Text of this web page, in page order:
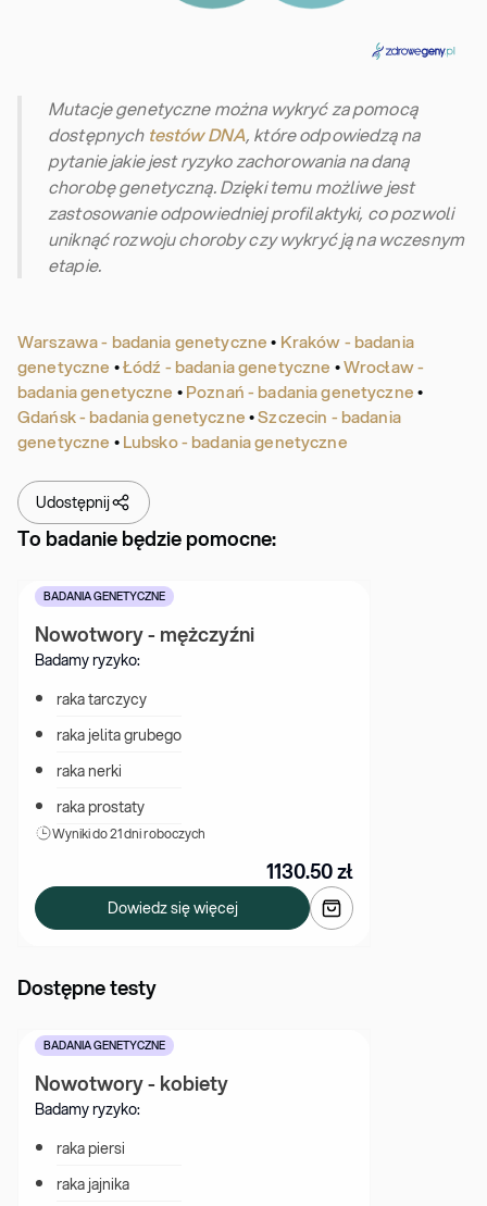
Mutacje genetyczne można wykryć za pomocą
dostępnych testów DNA, które odpowiedzą na
pytanie jakie jest ryzyko zachorowania na daną
chorobę genetyczną. Dzięki temu możliwe jest
zastosowanie odpowiedniej profilaktyki, co pozwoli
uniknąć rozwoju choroby czy wykryć ją na wczesnym
etapie.
Warszawa - badania genetyczne• Kraków - badania
genetyczne •Łódź - badania genetyczne •Wrocław -
badania genetyczne •Poznań - badania genetyczne•
Gdańsk - badania genetyczne•Szczecin - badania
genetyczne •Lubsko - badania genetyczne
Udostępnij
To badanie będzie pomocne:
BADANIA GENETYCZNE
Nowotwory - mężczyźni
Badamy ryzyko:
raka tarczycy
raka jelita grubego
raka nerki
raka prostaty
Wyniki do 21 dni roboczych
1130.50zł
Dowiedz się więcej
Dostępne testy
BADANIA GENETYCZNE
Nowotwory - kobiety
Badamy ryzyko:
raka piersi
raka jajnika